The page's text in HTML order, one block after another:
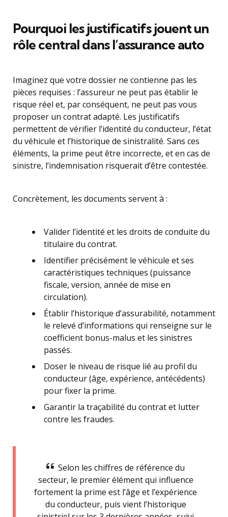
Pourquoi les justificatifs jouent un
rôle central dans l’assurance auto
Imaginez que votre dossier ne contienne pas les
pièces requises : l’assureur ne peut pas établir le
risque réel et, par conséquent, ne peut pas vous
proposer un contrat adapté. Les justificatifs
permettent de vérifier l’identité du conducteur, l’état
du véhicule et l’historique de sinistralité. Sans ces
éléments, la prime peut être incorrecte, et en cas de
sinistre, l’indemnisation risquerait d’être contestée.
Concrètement, les documents servent à :
Valider l’identité et les droits de conduite du
titulaire du contrat.
Identifier précisément le véhicule et ses
caractéristiques techniques (puissance
fiscale, version, année de mise en
circulation).
Établir l’historique d’assurabilité, notamment
le relevé d’informations qui renseigne sur le
coefficient bonus-malus et les sinistres
passés.
Doser le niveau de risque lié au profil du
conducteur (âge, expérience, antécédents)
pour fixer la prime.
Garantir la traçabilité du contrat et lutter
contre les fraudes.
Selon les chiffres de référence du
secteur, le premier élément qui influence
fortement la prime est l’âge et l’expérience
du conducteur, puis vient l’historique